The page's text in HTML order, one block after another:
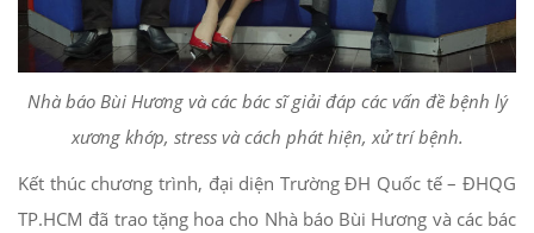
Nhà báo Bùi Hương và các bác sĩ giải đáp các vấn đề bệnh lý
xương khớp, stress và cách phát hiện, xử trí bệnh.
Kết thúc chương trình, đại diện Trường ĐH Quốc tế – ĐHQG
TP.HCM đã trao tặng hoa cho Nhà báo Bùi Hương và các bác